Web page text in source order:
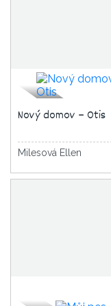
Nový domov – Otis
Milesová Ellen